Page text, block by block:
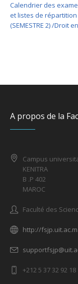
Calendrier des
et listes de
(SEMESTRE 2) /Droit
A propos de la
Campus
KENITRA
B .P 402
MAROC
Faculté des
http://
+212 5 37 32 92 18